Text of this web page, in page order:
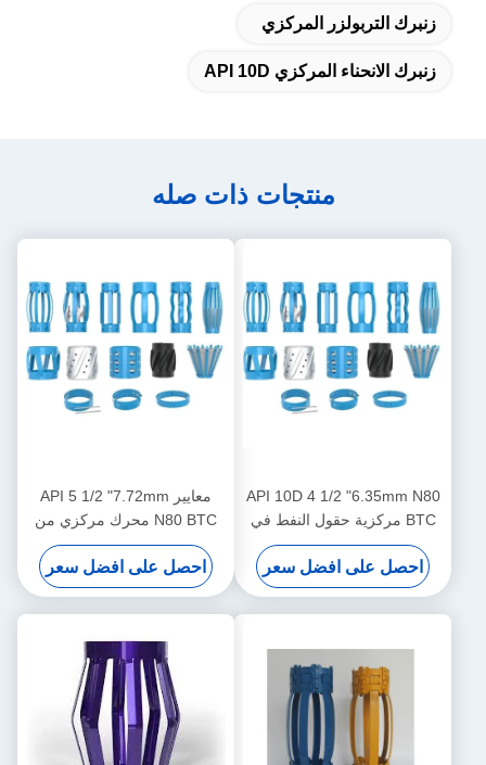
زنبرك التربولزر المركزي
زنبرك الانحناء المركزي API 10D
منتجات ذات صله
API 10D 4 1/2 "6.35mm N80
BTC مركزية حقول النفط في
عمليات النفط والغاز
احصل على افضل سعر
معايير API 5 1/2 "7.72mm
N80 BTC محرك مركزي من
نوع دبوس للحد من نقل محرك
المركز في عمليات النفط والغاز
احصل على افضل سعر